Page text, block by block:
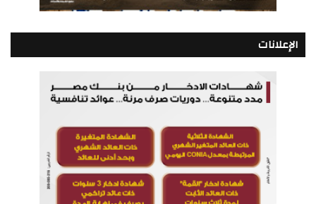
الإعلانات